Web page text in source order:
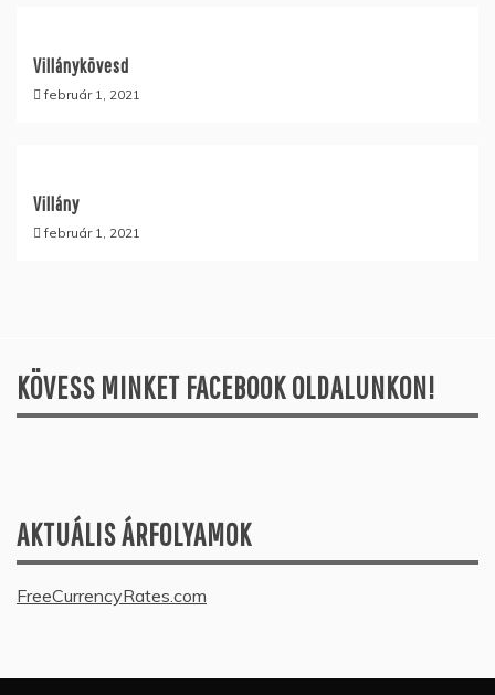
Villánykövesd
február 1, 2021
Villány
február 1, 2021
KÖVESS MINKET FACEBOOK OLDALUNKON!
AKTUÁLIS ÁRFOLYAMOK
FreeCurrencyRates.com